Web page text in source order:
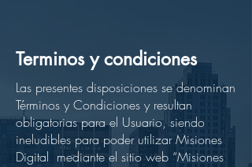
Terminos y condiciones
Las presentes disposiciones se denominan
Términos y Condiciones y resultan
obligatorias para el Usuario, siendo
ineludibles para poder utilizar Misiones
Digital mediante el sitio web “Misiones